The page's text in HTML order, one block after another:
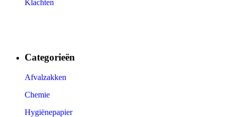
Klachten
Categorieën
Afvalzakken
Chemie
Hygiënepapier